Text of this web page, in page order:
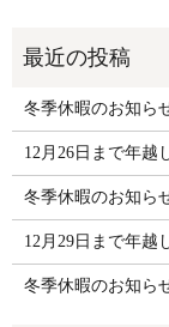
冬季休暇のお知ら
12月26日まで年越
冬季休暇のお知ら
12月29日まで年越
冬季休暇のお知ら